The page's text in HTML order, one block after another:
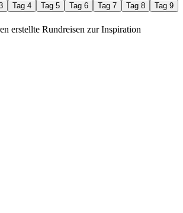
Tag 4 Tag 5 Tag 6 Tag 7 Tag 8
Tag 9
erstellte Rundreisen zur Inspiration